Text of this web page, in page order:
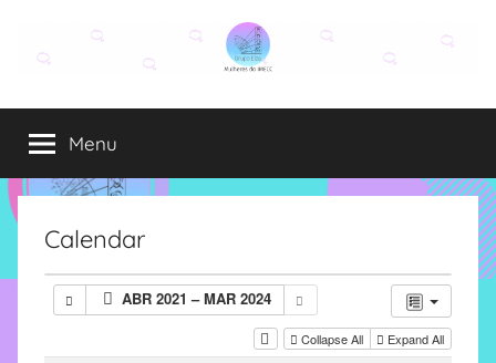
conteúdo
Grupo
Elza
Elza
é
formado
alunas,
funcionárias
Menu
Calendar
ABR 2021 – MAR 2024
Collapse All Expand All